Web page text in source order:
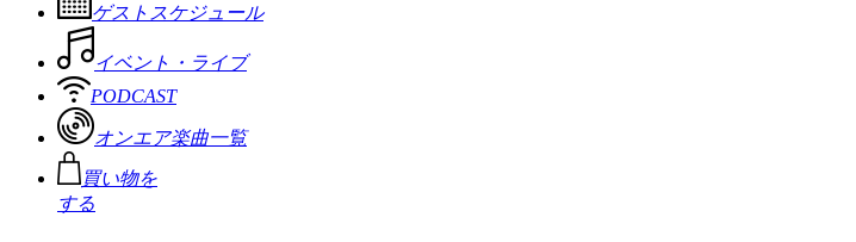
ゲストスケジュール
イベント・ライブ
PODCAST
オンエア楽曲一覧
買い物を
する